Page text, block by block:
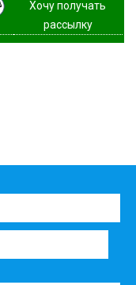
Хочу получать
рассылку